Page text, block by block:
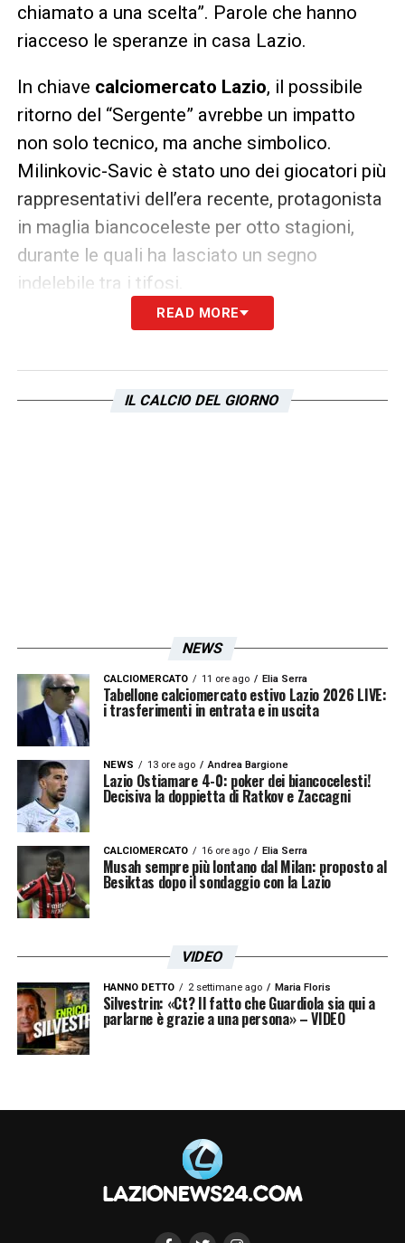
chiamato a una scelta”. Parole che hanno
riacceso le speranze in casa Lazio.
In chiave calciomercato Lazio, il possibile
ritorno del “Sergente” avrebbe un impatto
non solo tecnico, ma anche simbolico.
Milinkovic-Savic è stato uno dei giocatori più
rappresentativi dell’era recente, protagonista
in maglia biancoceleste per otto stagioni,
durante le quali ha lasciato un segno
indelebile tra i tifosi.
Nonostante l’esperienza in Arabia, le
convincenti, anche in un campionato meno
fattibilità economica dell’operazione,
soprattutto se dovesse profilarsi una
concorrenza agguerrita.
Ilcalciomercato Lazioè appena cominciato,
ma l’ipotesi Milinkovic-Savic è già la notizia
che accende la passione dei tifosi. E chissà
che, dopo un anno lontano da Roma, il
Sergente non decida davvero di tornare a
casa.
LA PLAYLIST DELLE NOSTRE TOP NEWS
READ MORE
IL CALCIO DEL GIORNO
NEWS
CALCIOMERCATO 11 ore ago Elia Serra
Tabellone calciomercato estivo Lazio 2026 LIVE:
i trasferimenti in entrata e in uscita
NEWS 13 ore ago Andrea Bargione
Lazio Ostiamare 4-0: poker dei biancocelesti!
Decisiva la doppietta di Ratkov e Zaccagni
CALCIOMERCATO 16 ore ago Elia Serra
Musah sempre più lontano dal Milan: proposto al
Besiktas dopo il sondaggio con la Lazio
VIDEO
HANNO DETTO 2 settimane ago Maria Floris
Silvestrin: «Ct? Il fatto che Guardiola sia qui a
parlarne è grazie a una persona» – VIDEO